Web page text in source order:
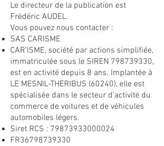
Le directeur de la publication est
Frédéric AUDEL.
Vous pouvez nous contacter :
SAS CARISME
CAR'ISME, société par actions simplifiée,
immatriculée sous le SIREN 798739330,
est en activité depuis 8 ans. Implantée à
LE MESNIL-THERIBUS (60240), elle est
spécialisée dans le secteur d'activité du
commerce de voitures et de véhicules
automobiles légers.
Siret RCS : 79873933000024
FR36798739330